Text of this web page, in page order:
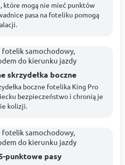
które mogą nie mieć punktów
pasa na foteliku pomogą
skrzydełka boczne
boczne fotelika King Pro
bezpieczeństwo i chronią je
kolizji.
punktowe pasy